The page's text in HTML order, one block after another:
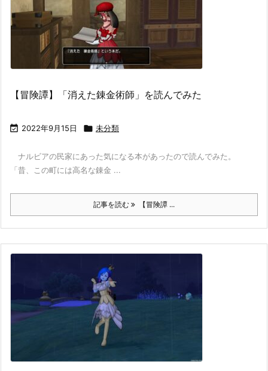
【冒険譚】「消えた錬金術師」を読んでみた
 2022年9月15日  未分類
ナルビアの民家にあった気になる本があったので読んでみた。
「昔、この町には高名な錬金 ...
記事を読む 【冒険譚 ...